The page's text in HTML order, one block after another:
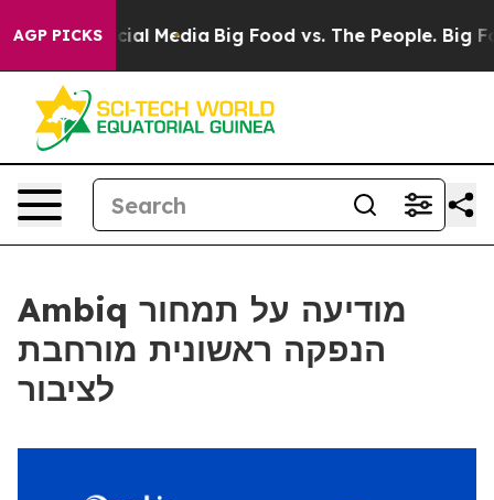
AGP PICKS
on Social Media Big Food vs. The People. Big
Ambiq מודיעה על תמחור
הנפקה ראשונית מורחבת
לציבור